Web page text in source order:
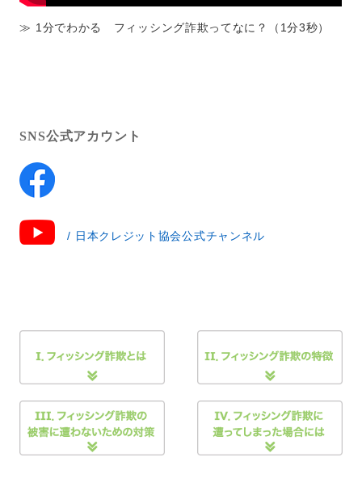
≫ 1分でわかる フィッシング詐欺ってなに？（1分3秒）
SNS公式アカウント
/ 日本クレジット協会公式チャンネル